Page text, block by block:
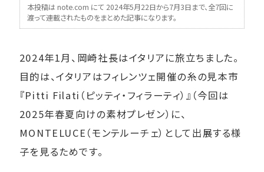
本投稿は note.com にて 2024年5月22日から7月3日まで、全7回に
渡って連載されたものをまとめた記事になります。
2024年1月、岡崎社長はイタリアに旅立ちました。
目的は、イタリアはフィレンツェ開催の糸の見本市
『Pitti Filati（ピッティ・フィラーティ）』（今回は
2025年春夏向けの素材プレゼン）に、
MONTELUCE（モンテルーチェ）として出展する様
子を見るためです。